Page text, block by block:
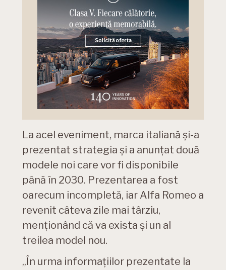
La acel eveniment, marca italiană și-a
prezentat strategia și a anunțat două
modele noi care vor fi disponibile
până în 2030. Prezentarea a fost
oarecum incompletă, iar Alfa Romeo a
revenit câteva zile mai târziu,
menționând că va exista și un al
treilea model nou.
„În urma informațiilor prezentate la